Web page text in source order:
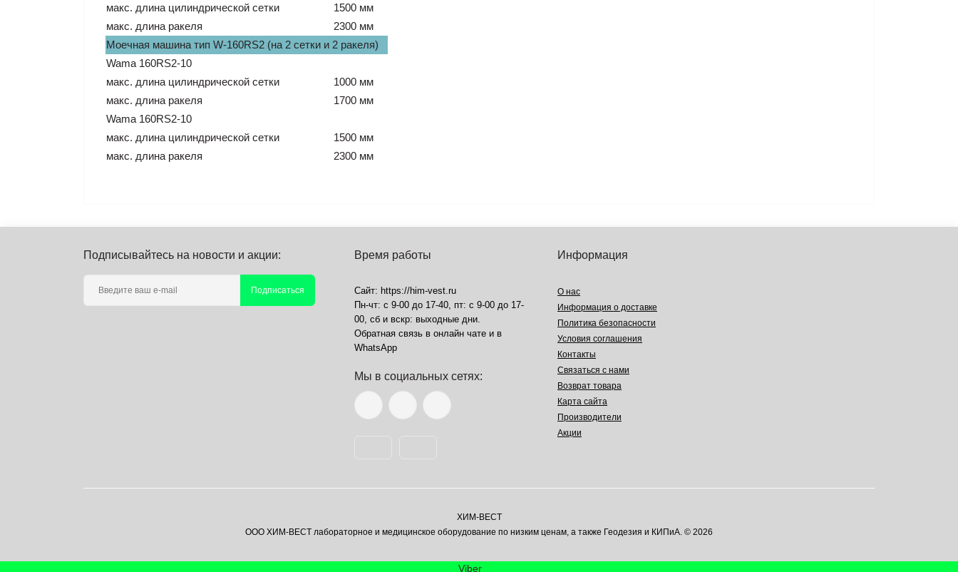
макс. длина цилиндрической сетки
1500 мм
макс. длина ракеля
2300 мм
Моечная машина тип W-160RS2 (на 2 сетки и 2 ракеля)
Wama 160RS2-10
макс. длина цилиндрической сетки
1000 мм
макс. длина ракеля
1700 мм
Wama 160RS2-10
макс. длина цилиндрической сетки
1500 мм
макс. длина ракеля
2300 мм
Подписывайтесь на новости и акции:
Подписаться
Время работы
Сайт: https://him-vest.ru
Пн-чт: с 9-00 до 17-40, пт: с 9-00 до 17-
00, сб и вскр: выходные дни.
Обратная связь в онлайн чате и в
WhatsApp
Мы в социальных сетях:
Информация
О нас
Информация о доставке
Политика безопасности
Условия соглашения
Контакты
Связаться с нами
Возврат товара
Карта сайта
Производители
Акции
ХИМ-ВЕСТ
ООО ХИМ-ВЕСТ лабораторное и медицинское оборудование по низким ценам, а также Геодезия и КИПиА. © 2026
Viber